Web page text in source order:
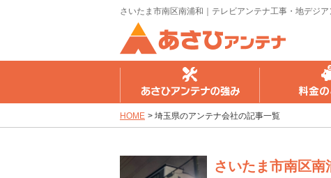
さいたま市南区南浦和｜テレビアンテナ工事・地デジ
料金のご案内 工事の流れ
HOME > 埼玉県のアンテナ会社の記事一覧
さいたま市南区